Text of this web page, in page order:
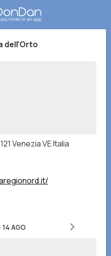
dell'Orto
Venezia VE Italia
14 AGO